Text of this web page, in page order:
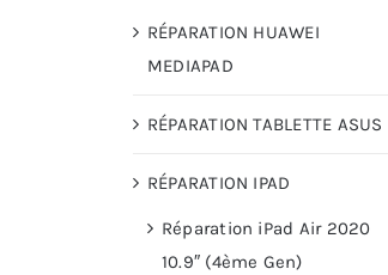
RÉPARATION HUAWEI
MEDIAPAD
RÉPARATION TABLETTE ASUS
RÉPARATION IPAD
Réparation iPad Air 2020
10.9″ (4ème Gen)